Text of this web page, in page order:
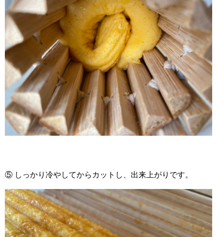
⑤ しっかり冷やしてからカットし、出来上がりです。